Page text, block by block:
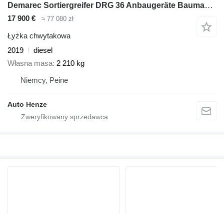
Demarec Sortiergreifer DRG 36 Anbaugeräte Baumaschinen Sortiergreifer 96
17 900 € ≈ 77 080 zł
Łyżka chwytakowa
2019
diesel
Własna masa 2 210 kg
Niemcy, Peine
Auto Henze